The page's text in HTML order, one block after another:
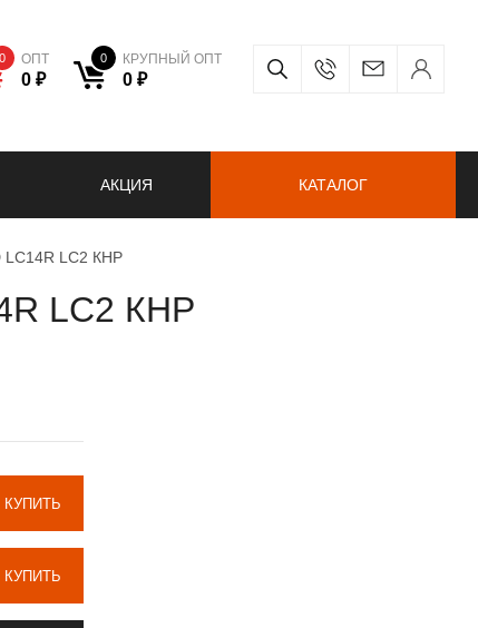
0 ОПТ
0 ₽
0 КРУПНЫЙ ОПТ
0 ₽
АКЦИЯ КАТАЛОГ
LC14R LC2 КНР
LC2 КНР
КУПИТЬ
КУПИТЬ